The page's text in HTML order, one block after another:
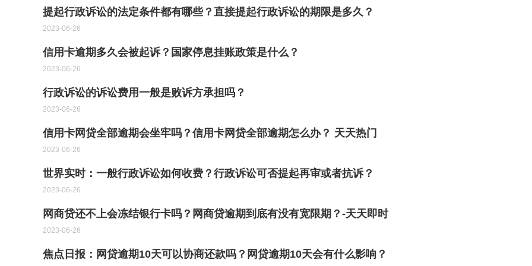
提起行政诉讼的法定条件都有哪些？直接提起行政诉讼的期限是多久？
2023-06-26
信用卡逾期多久会被起诉？国家停息挂账政策是什么？
2023-06-26
行政诉讼的诉讼费用一般是败诉方承担吗？
2023-06-26
信用卡网贷全部逾期会坐牢吗？信用卡网贷全部逾期怎么办？ 天天热门
2023-06-26
世界实时：一般行政诉讼如何收费？行政诉讼可否提起再审或者抗诉？
2023-06-26
网商贷还不上会冻结银行卡吗？网商贷逾期到底有没有宽限期？-天天即时
2023-06-26
焦点日报：网贷逾期10天可以协商还款吗？网贷逾期10天会有什么影响？